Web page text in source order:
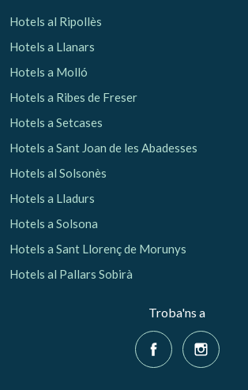
Hotels al Ripollès
Hotels a Llanars
Hotels a Molló
Hotels a Ribes de Freser
Hotels a Setcases
Hotels a Sant Joan de les Abadesses
Hotels al Solsonès
Hotels a Lladurs
Hotels a Solsona
Hotels a Sant Llorenç de Morunys
Hotels al Pallars Sobirà
Troba'ns a